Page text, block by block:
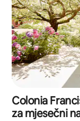
Colonia
za mjesečni